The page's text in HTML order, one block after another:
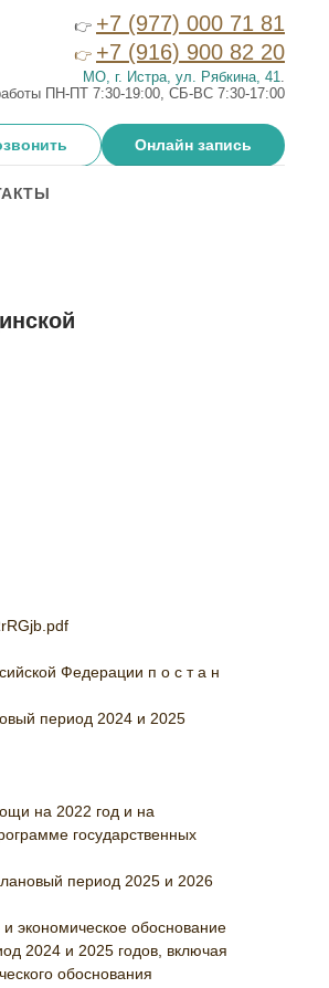
👉 +7 (977) 000 71 81
👉 +7 (916) 900 82 20
МО, г. Истра, ул. Рябкина, 41.
ПН-ПТ 7:30-19:00, СБ-ВС 7:30-17:00
Онлайн запись
Федерации п о с т а н
период 2024 и 2025
на 2022 год и на
государственных
период 2025 и 2026
экономическое обоснование
2024 и 2025 годов, включая
обоснования